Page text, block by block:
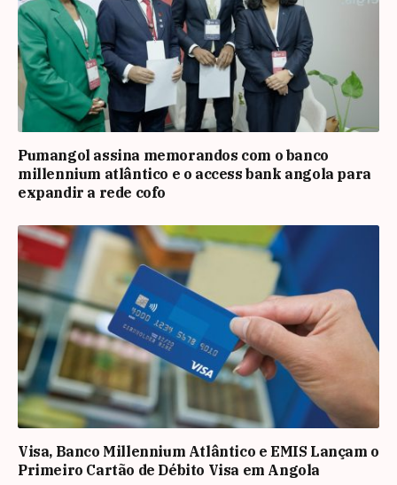
Pumangol assina memorandos com o banco
millennium atlântico e o access bank angola para
expandir a rede cofo
Visa, Banco Millennium Atlântico e EMIS Lançam o
Primeiro Cartão de Débito Visa em Angola